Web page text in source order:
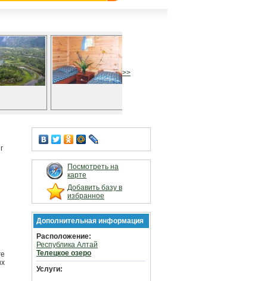
>>
Посмотреть на
карте
Добавить базу в
избранное
Дополнительная информация
Расположение:
Республика Алтай
Телецкое озеро
Услуги: